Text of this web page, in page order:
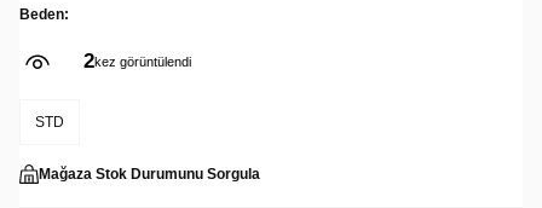
Beden:
2kez görüntülendi
STD
Mağaza Stok Durumunu Sorgula